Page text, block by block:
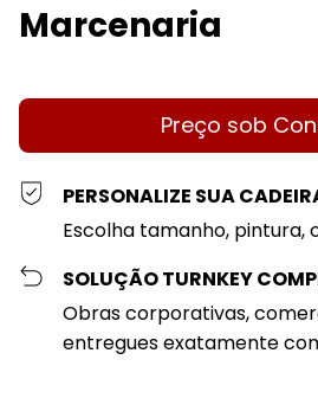
Marcenaria
PERSONALIZE SUA
Escolha tamanho, pintura,
SOLUÇÃO TURNKEY
Obras corporativas,
entregues exatamente